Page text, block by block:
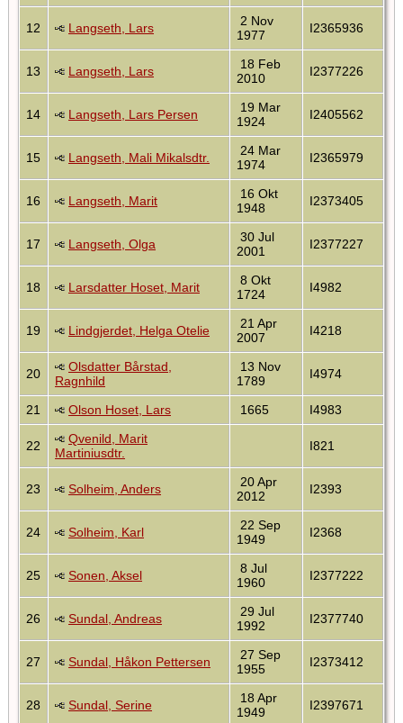
12 Langseth, Lars
2 Nov
1977
I2365936
13 Langseth, Lars
18 Feb
2010
I2377226
14 Langseth, Lars Persen
19 Mar
1924
I2405562
15 Langseth, Mali Mikalsdtr.
24 Mar
1974
I2365979
16 Langseth, Marit
16 Okt
1948
I2373405
17 Langseth, Olga
30 Jul
2001
I2377227
18 Larsdatter Hoset, Marit
8 Okt
1724
I4982
19 Lindgjerdet, Helga Otelie
21 Apr
2007
I4218
20
Olsdatter Bårstad,
Ragnhild
13 Nov
1789
I4974
21 Olson Hoset, Lars 1665 I4983
22
Qvenild, Marit
Martiniusdtr.
I821
23 Solheim, Anders
20 Apr
2012
I2393
24 Solheim, Karl
22 Sep
1949
I2368
25 Sonen, Aksel
8 Jul
1960
I2377222
26 Sundal, Andreas
29 Jul
1992
I2377740
27 Sundal, Håkon Pettersen
27 Sep
1955
I2373412
28 Sundal, Serine
18 Apr
1949
I2397671